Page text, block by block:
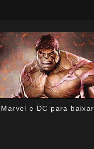
e DC para baixar.